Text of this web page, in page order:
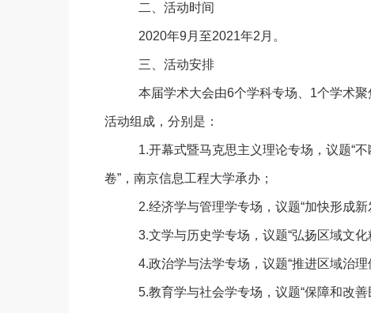
二、活动时间
2020年9月至2021年2月。
三、活动安排
本届学术大会由6个学科专场、1个学术
活动组成，分别是：
1.开幕式暨马克思主义理论专场，议题“
卷”，南京信息工程大学承办；
2.经济学与管理学专场，议题“加快形成
3.文学与历史学专场，议题“弘扬区域文
4.政治学与法学专场，议题“推进区域治
5.教育学与社会学专场，议题“保障和改